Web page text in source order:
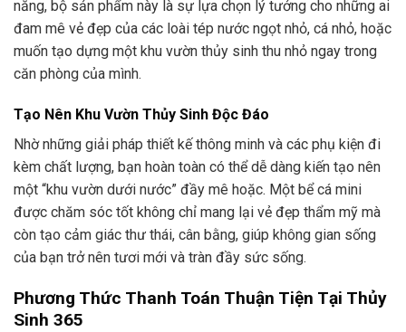
năng, bộ sản phẩm này là sự lựa chọn lý tưởng cho những ai
đam mê vẻ đẹp của các loài tép nước ngọt nhỏ, cá nhỏ, hoặc
muốn tạo dựng một khu vườn thủy sinh thu nhỏ ngay trong
căn phòng của mình.
Tạo Nên Khu Vườn Thủy Sinh Độc Đáo
Nhờ những giải pháp thiết kế thông minh và các phụ kiện đi
kèm chất lượng, bạn hoàn toàn có thể dễ dàng kiến tạo nên
một “khu vườn dưới nước” đầy mê hoặc. Một bể cá mini
được chăm sóc tốt không chỉ mang lại vẻ đẹp thẩm mỹ mà
còn tạo cảm giác thư thái, cân bằng, giúp không gian sống
của bạn trở nên tươi mới và tràn đầy sức sống.
Phương Thức Thanh Toán Thuận Tiện Tại Thủy
Sinh 365